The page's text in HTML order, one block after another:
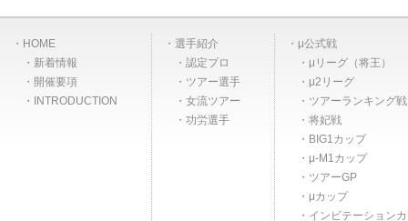
HOME
新着情報
開催要項
INTRODUCTION
選手紹介
認定プロ
ツアー選手
女流ツアー
功労選手
μ公式戦
μリーグ（将王）
μ2リーグ
ツアーランキング
将妃戦
BIG1カップ
μ-M1カップ
ツアーGP
μカップ
インビテーション